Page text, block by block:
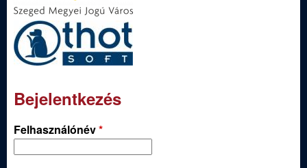
Bejelentkezés
Felhasználónév*